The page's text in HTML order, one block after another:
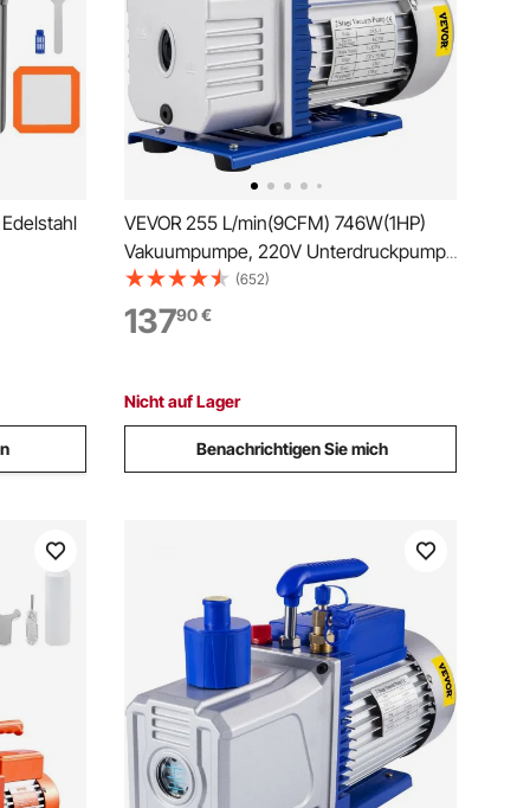
Ideal
VEVOR 255 L/min(9CFM) 746W(1HP)
Vakuumpumpe, 220V Unterdruckpumpe
Vakuumgeräte Pumpe, 1720 U
Vakuumpumpe Unterdruckpumpe,
Unterdruckpumpe Vakuumgeräte
(652)
13790€
Nicht auf Lager
Benachrichtigen Sie mich